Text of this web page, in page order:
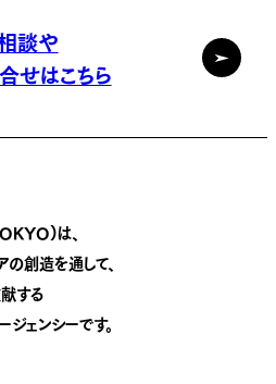
談や
せはこちら
は、
創造を通して、
する
ジェンシーです。